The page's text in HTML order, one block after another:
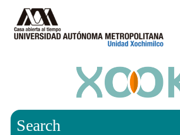
Search